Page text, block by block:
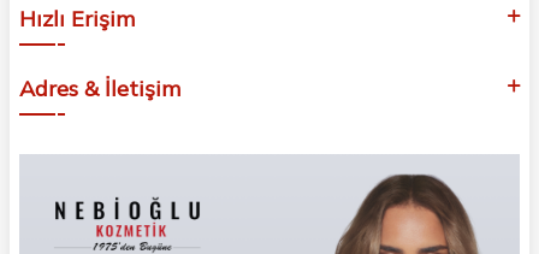
Hızlı Erişim
Adres & İletişim